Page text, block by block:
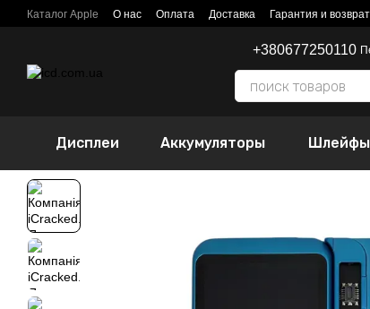
Перейти к основному контенту
Каталог Apple О нас Оплата Доставка Гарантия и возврат
+380677250110
Дисплеи Аккумуляторы Шлейфы